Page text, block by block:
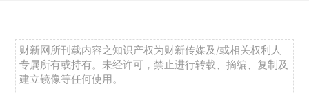
财新网所刊载内容之知识产权为财新传媒及/或相关权利人
专属所有或持有。未经许可，禁止进行转载、摘编、复制及
建立镜像等任何使用。